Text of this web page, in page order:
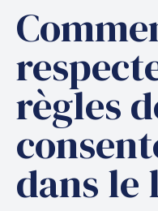
règles
dans